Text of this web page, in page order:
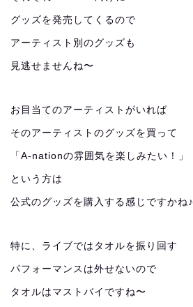
グッズを発売してくるので
アーティスト別のグッズも
見逃せませんね〜
お目当てのアーティストがいれば
そのアーティストのグッズを買って
「A-nationの雰囲気を楽しみたい！」
という方は
公式のグッズを購入する感じですかね♪
特に、ライブではタオルを振り回す
パフォーマンスは外せないので
タオルはマストバイですね〜